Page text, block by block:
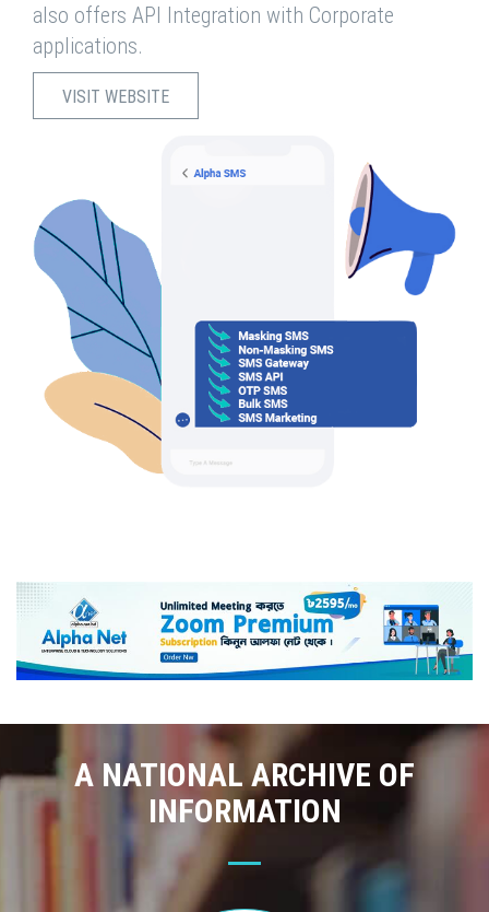
also offers API Integration with Corporate
applications.
VISIT WEBSITE
A NATIONAL ARCHIVE OF
INFORMATION